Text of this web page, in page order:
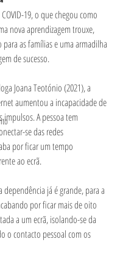
19, o que chegou como
nova aprendizagem trouxe,
as famílias e uma armadilha
de sucesso.
Joana Teotónio (2021), a
aumentou a incapacidade de
A pessoa tem
se das redes
por ficar um tempo
ao ecrã.
dependência já é grande, para a
por ficar mais de oito
a um ecrã, isolando-se da
o contacto pessoal com os